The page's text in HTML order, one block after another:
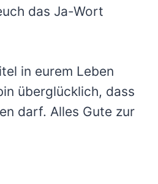
das Ja-Wort
in eurem Leben
überglücklich, dass
darf. Alles Gute zur